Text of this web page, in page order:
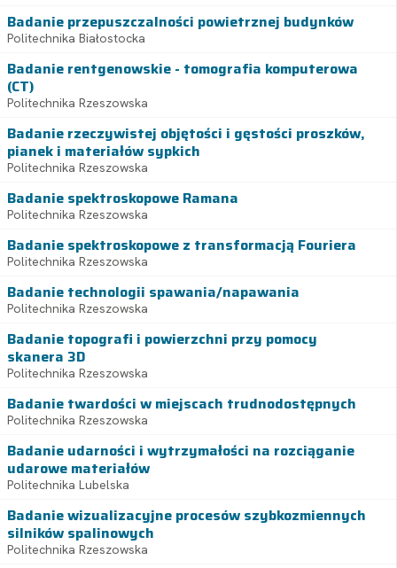
Badanie przepuszczalności powietrznej budynków
Politechnika Białostocka
Badanie rentgenowskie - tomografia komputerowa
(CT)
Politechnika Rzeszowska
Badanie rzeczywistej objętości i gęstości proszków,
pianek i materiałów sypkich
Politechnika Rzeszowska
Badanie spektroskopowe Ramana
Politechnika Rzeszowska
Badanie spektroskopowe z transformacją Fouriera
Politechnika Rzeszowska
Badanie technologii spawania/napawania
Politechnika Rzeszowska
Badanie topografi i powierzchni przy pomocy
skanera 3D
Politechnika Rzeszowska
Badanie twardości w miejscach trudnodostępnych
Politechnika Rzeszowska
Badanie udarności i wytrzymałości na rozciąganie
udarowe materiałów
Politechnika Lubelska
Badanie wizualizacyjne procesów szybkozmiennych
silników spalinowych
Politechnika Rzeszowska